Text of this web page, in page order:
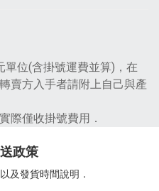
單位(含掛號運費並算)，在
賣方入手者請附上自己與產
際僅收掛號費用．
政策
及發貨時間說明．